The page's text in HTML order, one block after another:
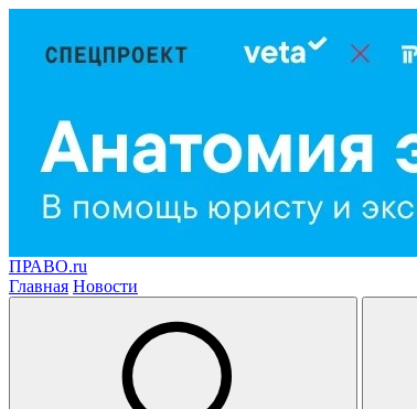
ПРАВО.ru
Главная Новости